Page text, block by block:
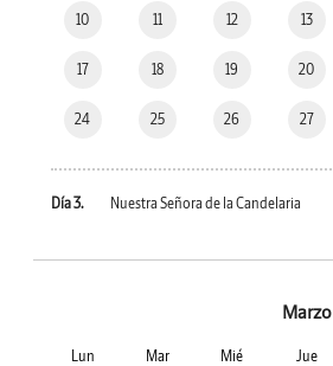
10 11 12 13
17 18 19 20
24 25 26 27
Día 3. Nuestra Señora de la Candelaria
Marzo
Lun Mar Mié Jue